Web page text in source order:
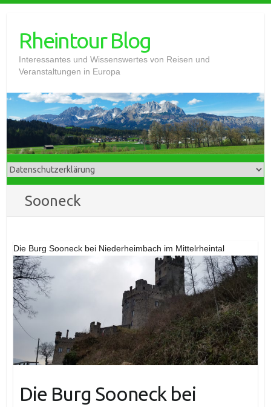
contentRheintour Blog
Interessantes und Wissenswertes von Reisen und
Veranstaltungen in Europa
Sooneck
Die Burg Sooneck bei Niederheimbach im Mittelrheintal
Die Burg Sooneck bei